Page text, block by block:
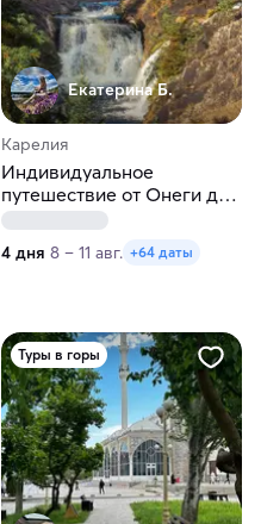
Екатерина Б.
Карелия
Индивидуальное
путешествие от Онеги до
Ладоги в любые даты
4 дня 8 – 11 авг. +64 даты
Туры в горы